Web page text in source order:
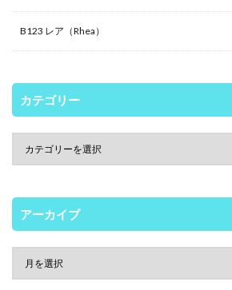
B123 レア（Rhea）
カテゴリー
アーカイブ